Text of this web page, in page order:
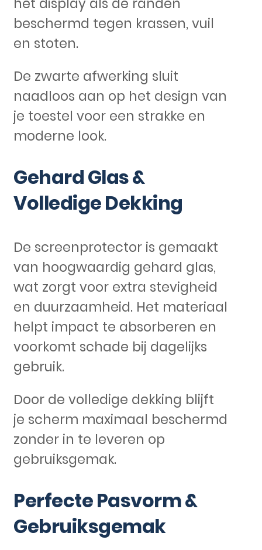
beschermd tegen krassen, vuil
en stoten.
De zwarte afwerking sluit
naadloos aan op het design van
je toestel voor een strakke en
moderne look.
Gehard Glas &
Volledige Dekking
De screenprotector is gemaakt
van hoogwaardig gehard glas,
wat zorgt voor extra stevigheid
en duurzaamheid. Het materiaal
helpt impact te absorberen en
voorkomt schade bij dagelijks
gebruik.
Door de volledige dekking blijft
je scherm maximaal beschermd
zonder in te leveren op
gebruiksgemak.
Perfecte Pasvorm &
Gebruiksgemak